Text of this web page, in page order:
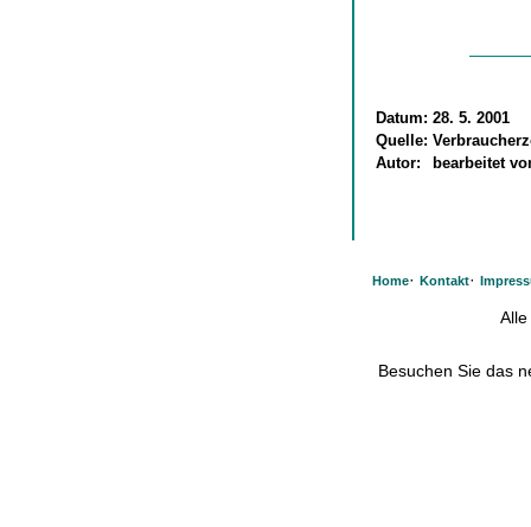
Datum: 28. 5. 2001
Quelle:
Autor:
bearbeitet
Home· Kontakt·
Besuchen Sie das